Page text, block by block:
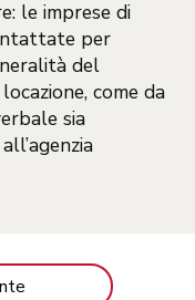
le imprese di
per
del
come da
sia